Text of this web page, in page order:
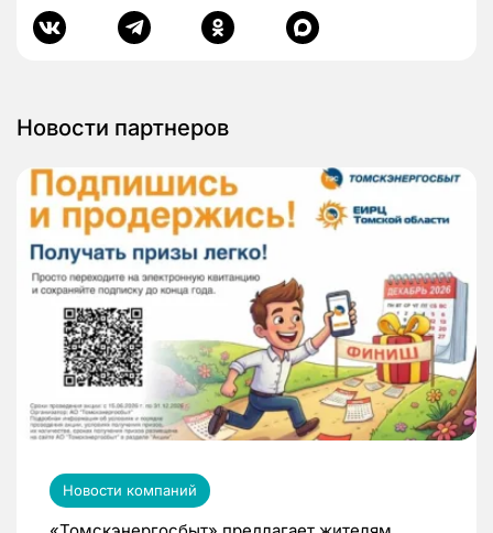
Новости партнеров
Новости компаний